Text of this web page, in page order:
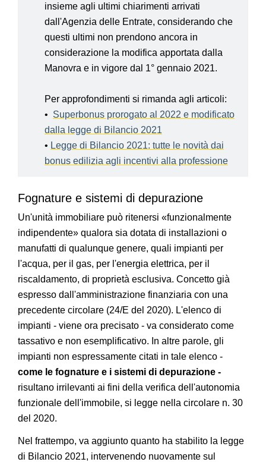
insieme agli ultimi chiarimenti arrivati
dall'Agenzia delle Entrate, considerando che
questi ultimi non prendono ancora in
considerazione la modifica apportata dalla
Manovra e in vigore dal 1° gennaio 2021.
Per approfondimenti si rimanda agli articoli:
• Superbonus prorogato al 2022 e modificato
dalla legge di Bilancio 2021
• Legge di Bilancio 2021: tutte le novità dai
bonus edilizia agli incentivi alla professione
Fognature e sistemi di depurazione
Un'unità immobiliare può ritenersi «funzionalmente
indipendente» qualora sia dotata di installazioni o
manufatti di qualunque genere, quali impianti per
l'acqua, per il gas, per l'energia elettrica, per il
riscaldamento, di proprietà esclusiva. Concetto già
espresso dall'amministrazione finanziaria con una
precedente circolare (24/E del 2020). L'elenco di
impianti - viene ora precisato - va considerato come
tassativo e non esemplificativo. In altre parole, gli
impianti non espressamente citati in tale elenco -
come le fognature e i sistemi di depurazione -
risultano irrilevanti ai fini della verifica dell'autonomia
funzionale dell'immobile, si legge nella circolare n. 30
del 2020.
Nel frattempo, va aggiunto quanto ha stabilito la legge
di Bilancio 2021, intervenendo nuovamente sul